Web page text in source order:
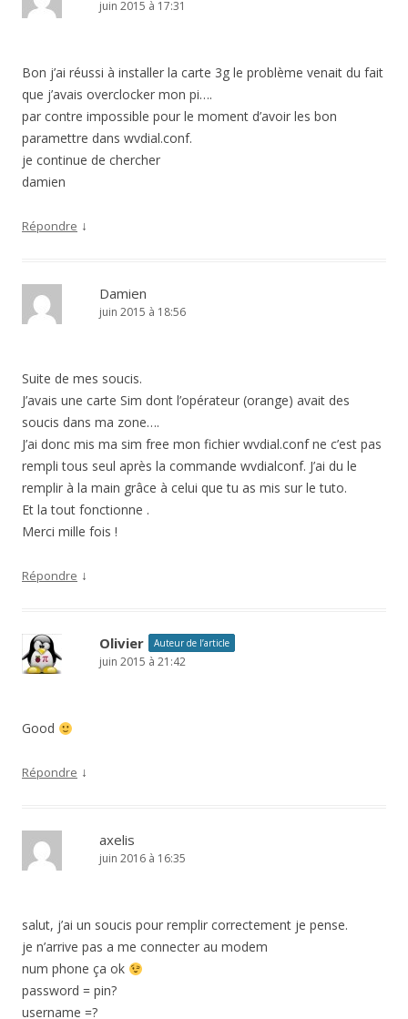
juin 2015 à 17:31
Bon j’ai réussi à installer la carte 3g le problème venait du fait
que j’avais overclocker mon pi….
par contre impossible pour le moment d’avoir les bon
paramettre dans wvdial.conf.
je continue de chercher
damien
Répondre ↓
Damien
juin 2015 à 18:56
Suite de mes soucis.
J’avais une carte Sim dont l’opérateur (orange) avait des
soucis dans ma zone….
J’ai donc mis ma sim free mon fichier wvdial.conf ne c’est pas
rempli tous seul après la commande wvdialconf. J’ai du le
remplir à la main grâce à celui que tu as mis sur le tuto.
Et la tout fonctionne .
Merci mille fois !
Répondre ↓
Olivier Auteur de l’article
juin 2015 à 21:42
Good
Répondre ↓
axelis
juin 2016 à 16:35
salut, j’ai un soucis pour remplir correctement je pense.
je n’arrive pas a me connecter au modem
num phone ça ok
password = pin?
username =?